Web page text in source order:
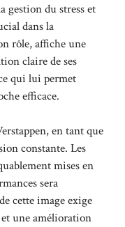
gestion du stress et
dans la
rôle, affiche une
claire de ses
qui lui permet
efficace.
en tant que
constante. Les
mises en
sera
cette image exige
une amélioration